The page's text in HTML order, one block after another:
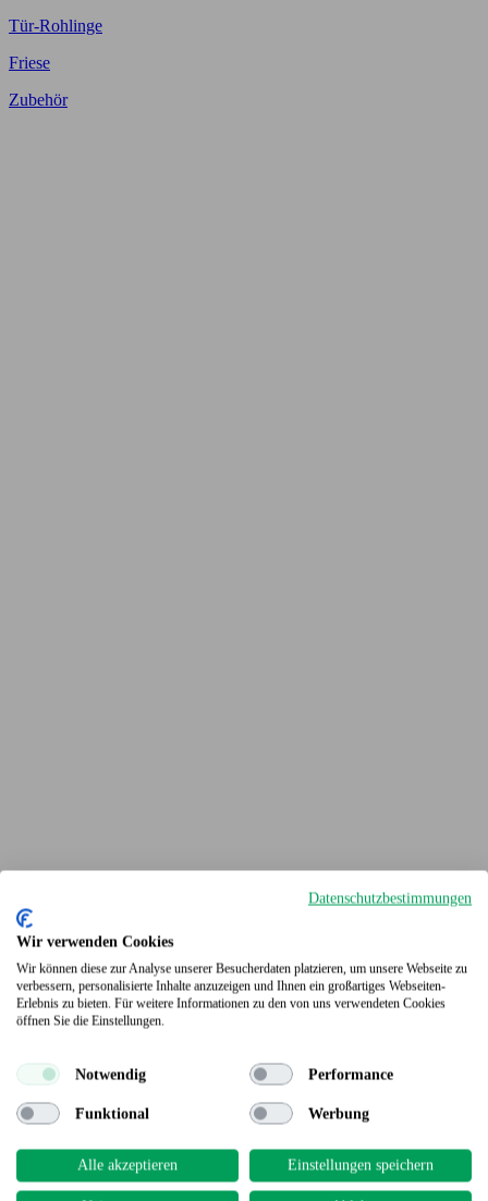
Tür-Rohlinge
Friese
Zubehör
Terrassendielen
Datenschutzbestimmungen
Wir verwenden Cookies
Wir können diese zur Analyse unserer Besucherdaten platzieren, um unsere Webseite zu
verbessern, personalisierte Inhalte anzuzeigen und Ihnen ein großartiges Webseiten-
Erlebnis zu bieten. Für weitere Informationen zu den von uns verwendeten Cookies
öffnen Sie die Einstellungen.
Notwendig Performance
Funktional Werbung
Alle akzeptieren Einstellungen speichern